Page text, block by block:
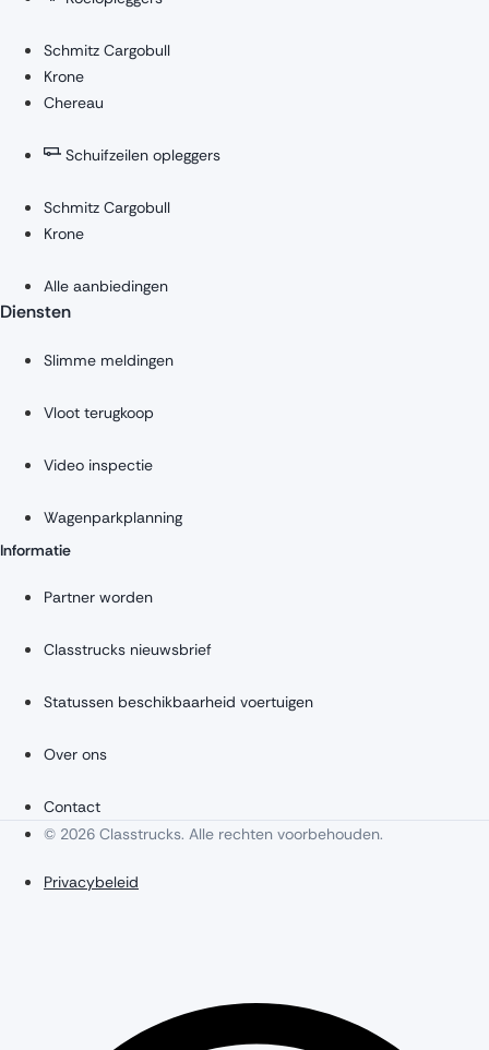
Schmitz Cargobull
Krone
Chereau
Schuifzeilen opleggers
Schmitz Cargobull
Krone
Alle aanbiedingen
Diensten
Slimme meldingen
Vloot terugkoop
Video inspectie
Wagenparkplanning
Informatie
Partner worden
Classtrucks nieuwsbrief
Statussen beschikbaarheid voertuigen
Over ons
Contact
© 2026 Classtrucks. Alle rechten voorbehouden.
Privacybeleid